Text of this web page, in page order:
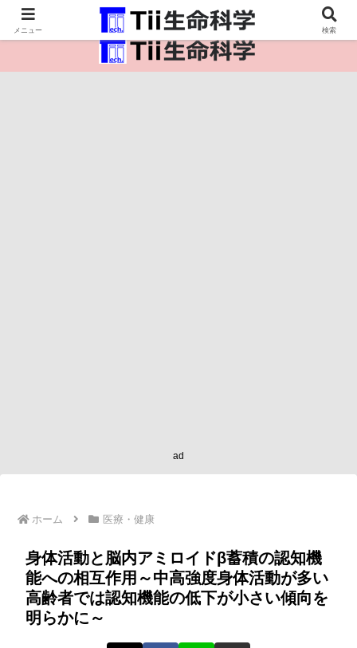
医療保健・生命・生物の情報インフラ。
ad
ホーム 医療・健康
身体活動と脳内アミロイドβ蓄積の認知機
能への相互作用～中高強度身体活動が多い
高齢者では認知機能の低下が小さい傾向を
明らかに～
メニュー 検索